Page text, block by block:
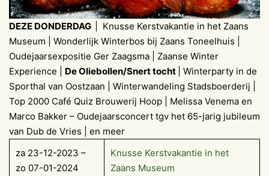
DEZE DONDERDAG
| Knusse Kerstvakantie in het Zaans
Museum | Wonderlijk Winterbos bij Zaans Toneelhuis |
Oudejaarsexpositie Ger Zaagsma | Zaanse Winter
Experience | De Oliebollen/Snert tocht
| Winterparty in de
Sporthal van Oostzaan | Winterwandeling Stadsboerderij |
Top 2000 Café Quiz Brouwerij Hoop | Melissa Venema en
Marco Bakker – Oudejaarsconcert tgv het 65-jarig jubileum
van Dub de Vries | en meer
za 23-12-2023 –
zo 07-01-2024
Knusse Kerstvakantie in het
Zaans Museum